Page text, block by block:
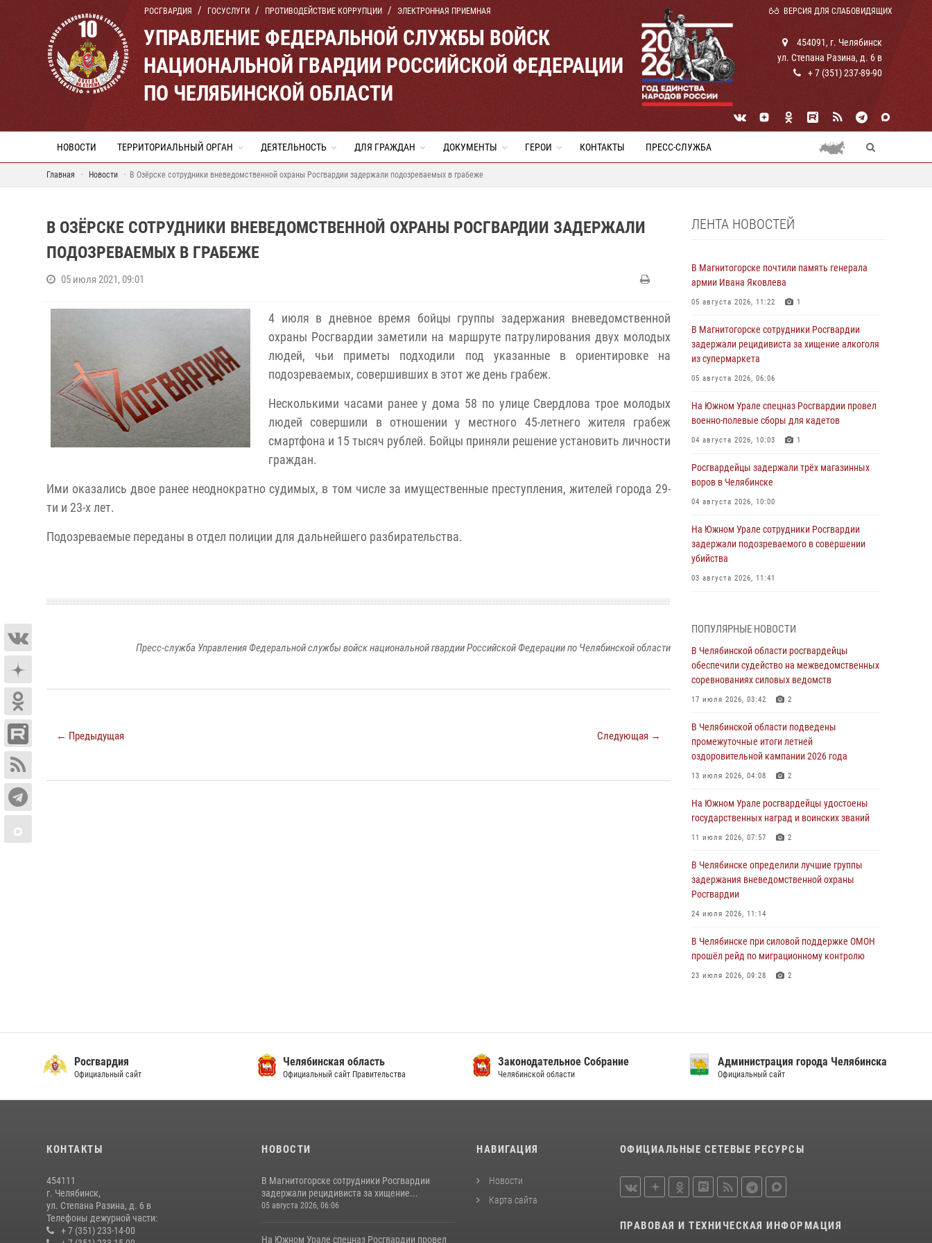
РОСГВАРДИЯ ГОСУСЛУГИ ПРОТИВОДЕЙСТВИЕ КОРРУПЦИИ ЭЛЕКТРОННАЯ ПРИЕМНАЯ ВЕРСИЯ ДЛЯ СЛАБОВИДЯЩИХ
УПРАВЛЕНИЕ ФЕДЕРАЛЬНОЙ СЛУЖБЫ ВОЙСК
НАЦИОНАЛЬНОЙ ГВАРДИИ РОССИЙСКОЙ ФЕДЕРАЦИИ
ПО ЧЕЛЯБИНСКОЙ ОБЛАСТИ
454091, г. Челябинск
ул. Степана Разина, д. 6 в
+ 7 (351) 237-89-90
НОВОСТИ ТЕРРИТОРИАЛЬНЫЙ ОРГАН ДЕЯТЕЛЬНОСТЬ ДЛЯ ГРАЖДАН ДОКУМЕНТЫ ГЕРОИ КОНТАКТЫ ПРЕСС-СЛУЖБА
Главная Новости В Озёрске сотрудники вневедомственной охраны Росгвардии задержали подозреваемых в грабеже
В ОЗЁРСКЕ СОТРУДНИКИ ВНЕВЕДОМСТВЕННОЙ ОХРАНЫ РОСГВАРДИИ ЗАДЕРЖАЛИ
ПОДОЗРЕВАЕМЫХ В ГРАБЕЖЕ
05 июля 2021, 09:01
4 июля в дневное время бойцы группы задержания вневедомственной
охраны Росгвардии заметили на маршруте патрулирования двух молодых
людей, чьи приметы подходили под указанные в ориентировке на
подозреваемых, совершивших в этот же день грабеж.
Несколькими часами ранее у дома 58 по улице Свердлова трое молодых
людей совершили в отношении у местного 45-летнего жителя грабеж
смартфона и 15 тысяч рублей. Бойцы приняли решение установить личности
граждан.
Ими оказались двое ранее неоднократно судимых, в том числе за имущественные преступления, жителей города 29-
ти и 23-х лет.
Подозреваемые переданы в отдел полиции для дальнейшего разбирательства.
Пресс-служба Управления Федеральной службы войск национальной гвардии Российской Федерации по Челябинской области
← Предыдущая Следующая →
ЛЕНТА НОВОСТЕЙ
В Магнитогорске почтили память генерала
армии Ивана Яковлева
05 августа 2026, 11:22 1
В Магнитогорске сотрудники Росгвардии
задержали рецидивиста за хищение алкоголя
из супермаркета
05 августа 2026, 06:06
На Южном Урале спецназ Росгвардии провел
военно-полевые сборы для кадетов
04 августа 2026, 10:03 1
Росгвардейцы задержали трёх магазинных
воров в Челябинске
04 августа 2026, 10:00
На Южном Урале сотрудники Росгвардии
задержали подозреваемого в совершении
убийства
03 августа 2026, 11:41
грабеже
03 августа 2026, 11:25
Росгвардейцы обеспечили безопасность
празднования Дня ВДВ на Южном Урале
Авиация Росгвардии совершила более 250
санитарных вылетов в Донецкой Народной
Республике
Росгвардия обеспечивает безопасность
граждан на южном направлении
В Уральском округе Росгвардии состоялось
заседание оперативного штаба
30 июля 2026, 10:53
ПОПУЛЯРНЫЕ НОВОСТИ
В Челябинской области росгвардейцы
обеспечили судейство на межведомственных
соревнованиях силовых ведомств
17 июля 2026, 03:42 2
В Челябинской области подведены
промежуточные итоги летней
оздоровительной кампании 2026 года
13 июля 2026, 04:08 2
На Южном Урале росгвардейцы удостоены
государственных наград и воинских званий
11 июля 2026, 07:57 2
В Челябинске определили лучшие группы
задержания вневедомственной охраны
Росгвардии
24 июля 2026, 11:14
В Челябинске при силовой поддержке ОМОН
прошёл рейд по миграционному контролю
23 июля 2026, 09:28 2
скорой помощи
14 июля 2026, 12:16
В Челябинске росгвардейцы обсудили с
По горячим следам задержали
челябинские росгвардейцы
На Южном Урале продолжается акция
Росгвардия
Официальный сайт
Челябинская область
Официальный сайт Правительства
Законодательное Собрание
Челябинской области
Администрация города Челябинска
Официальный сайт
КОНТАКТЫ
454111
г. Челябинск,
ул. Степана Разина, д. 6 в
Телефоны дежурной части:
+ 7 (351) 233-14-00
НОВОСТИ
В Магнитогорске сотрудники Росгвардии
задержали рецидивиста за хищение...
05 августа 2026, 06:06
На Южном Урале спецназ Росгвардии провел
НАВИГАЦИЯ
Новости
Карта сайта
ОФИЦИАЛЬНЫЕ СЕТЕВЫЕ РЕСУРСЫ
ПРАВОВАЯ И ТЕХНИЧЕСКАЯ ИНФОРМАЦИЯ